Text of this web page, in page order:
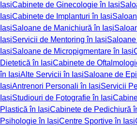
IașiCabinete de Ginecologie în Iași
IașiCabinete de Implanturi în Iași
IașiSaloane de Manichiură în Iași
IașiServicii de Mentoring în Iași
IașiSaloane de Micropigmentare în Iași
Dietetică în IașiCabinete de
în IașiAlte Servicii în IașiSaloane de
IașiAntrenori Personali în IașiServicii
IașiStudiouri de Fotografie în Iași
Plastică în IașiCabinete de Pedichiură
Psihologie în IașiCentre Sportive în Iași